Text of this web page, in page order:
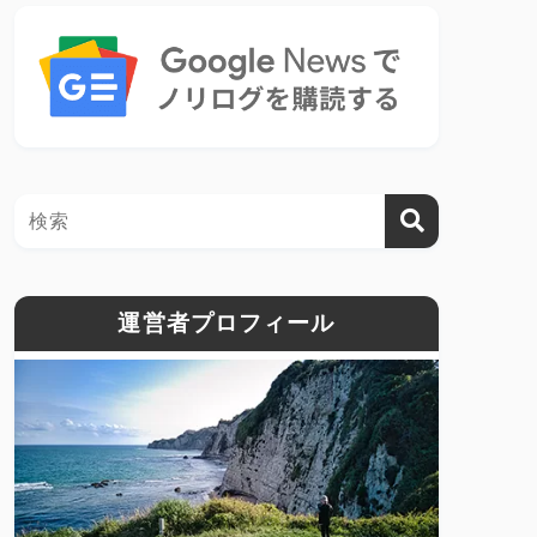
運営者プロフィール